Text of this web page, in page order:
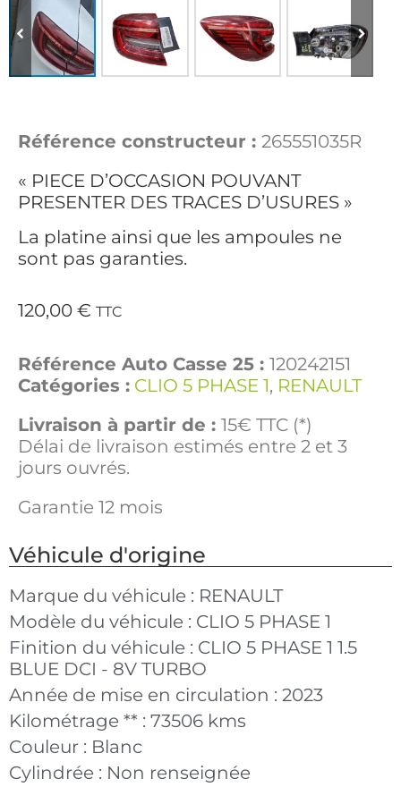
Référence constructeur : 265551035R
« PIECE D’OCCASION POUVANT
PRESENTER DES TRACES D’USURES »
La platine ainsi que les ampoules ne
sont pas garanties.
120,00 € TTC
Référence Auto Casse 25 : 120242151
Catégories : CLIO 5 PHASE 1, RENAULT
Livraison à partir de : 15€ TTC (*)
Délai de livraison estimés entre 2 et 3
jours ouvrés.
Garantie 12 mois
Véhicule d'origine
Marque du véhicule : RENAULT
Modèle du véhicule : CLIO 5 PHASE 1
Finition du véhicule : CLIO 5 PHASE 1 1.5
BLUE DCI - 8V TURBO
Année de mise en circulation : 2023
Kilométrage ** : 73506 kms
Couleur : Blanc
Cylindrée : Non renseignée